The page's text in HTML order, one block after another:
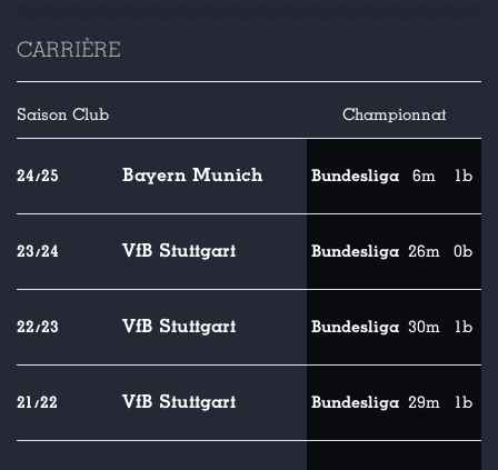
CARRIÈRE
Saison Club Championnat
24/25 Bayern Munich Bundesliga 6m 1b
23/24 VfB Stuttgart Bundesliga 26m 0b
22/23 VfB Stuttgart Bundesliga 30m 1b
21/22 VfB Stuttgart Bundesliga 29m 1b